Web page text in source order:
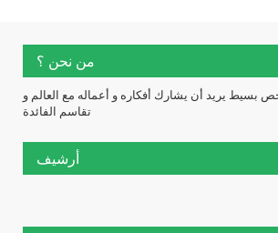
من نحن ؟
بسيط يريد أن يشارك أفكاره و أعماله مع العالم و
تقاسم الفائدة
أرشيف